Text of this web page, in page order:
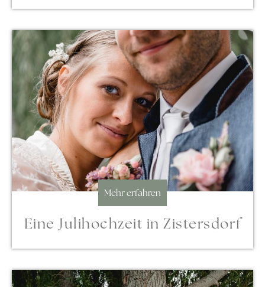
Mehr erfahren
Eine Julihochzeit in Zistersdorf